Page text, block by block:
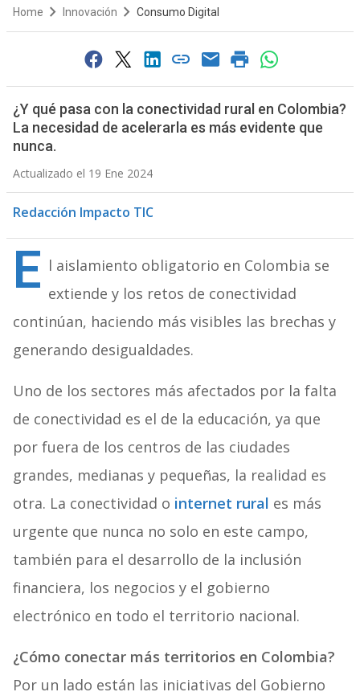
Home Innovación Consumo Digital
¿Y qué pasa con la conectividad rural en Colombia?
La necesidad de acelerarla es más evidente que
nunca.
Actualizado el 19 Ene 2024
Redacción Impacto TIC
E l aislamiento obligatorio en Colombia se
extiende y los retos de conectividad
continúan, haciendo más visibles las brechas y
generando desigualdades.
Uno de los sectores más afectados por la falta
de conectividad es el de la educación, ya que
por fuera de los centros de las ciudades
grandes, medianas y pequeñas, la realidad es
otra. La conectividad o internet rural es más
urgente que nunca no solo en este campo,
también para el desarrollo de la inclusión
financiera, los negocios y el gobierno
electrónico en todo el territorio nacional.
¿Cómo conectar más territorios en Colombia?
Por un lado están las iniciativas del Gobierno